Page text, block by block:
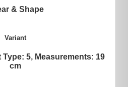
& Shape
Variant
Type: 5, Measurements: 19
cm